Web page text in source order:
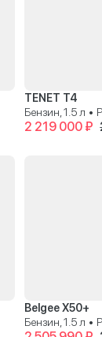
TENET T4
Бензин, 1.5 л •
2 219 000 ₽
Belgee X50+
Бензин, 1.5 л •